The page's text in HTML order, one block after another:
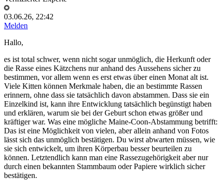
03.06.26, 22:42
Melden
Hallo,
es ist total schwer, wenn nicht sogar unmöglich, die Herkunft oder
die Rasse eines Kätzchens nur anhand des Aussehens sicher zu
bestimmen, vor allem wenn es erst etwas über einen Monat alt ist.
Viele Kitten können Merkmale haben, die an bestimmte Rassen
erinnern, ohne dass sie tatsächlich davon abstammen. Dass sie ein
Einzelkind ist, kann ihre Entwicklung tatsächlich begünstigt haben
und erklären, warum sie bei der Geburt schon etwas größer und
kräftiger war. Was eine mögliche Maine-Coon-Abstammung betrifft:
Das ist eine Möglichkeit von vielen, aber allein anhand von Fotos
lässt sich das unmöglich bestätigen. Du wirst abwarten müssen, wie
sie sich entwickelt, um ihren Körperbau besser beurteilen zu
können. Letztendlich kann man eine Rassezugehörigkeit aber nur
durch einen bekannten Stammbaum oder Papiere wirklich sicher
bestätigen.